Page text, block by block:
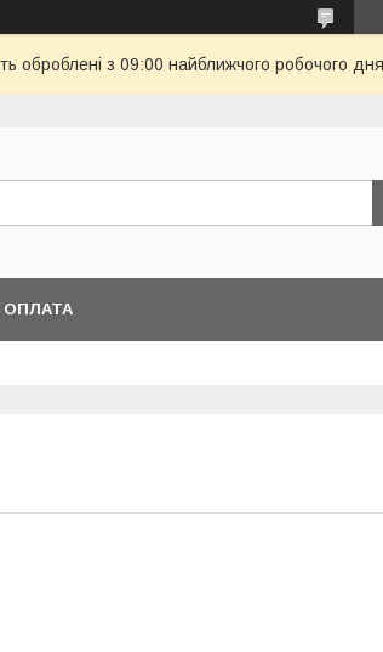
оброблені з 09:00 найближчого робочого
ОПЛАТА